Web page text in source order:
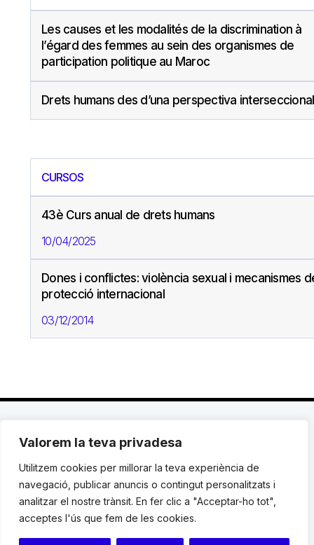
Valorem la teva privadesa
Utilitzem cookies per millorar la teva experiència de
navegació, publicar anuncis o contingut personalitzats i
analitzar el nostre trànsit. En fer clic a "Acceptar-ho tot",
acceptes l'ús que fem de les cookies.
Les causes et les modalités de la discrimination à
l’égard des femmes au sein des organismes de
participation politique au Maroc
Drets humans des d’una perspectiva interseccional
CURSOS
43è Curs anual de drets humans
10/04/2025
Dones i conflictes: violència sexual i mecanismes
protecció internacional
03/12/2014
C. Avinyó 44, 2n | 08002 Barcelona |
119 03 72|institut@idhc.org
© Institut de Drets Humans de Catalunya.
Avis legal|Cookies|Contacte